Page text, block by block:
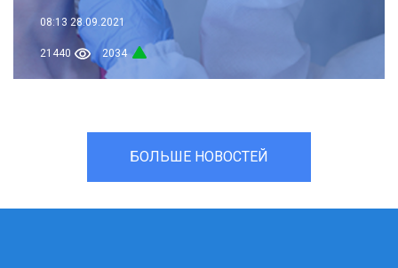
08:13 28.09.2021
21440 2034
БОЛЬШЕ НОВОСТЕЙ